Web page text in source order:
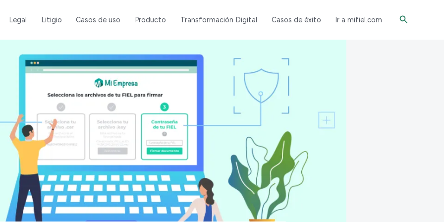
Legal Litigio Casos de uso Producto Transformación Digital Casos de éxito Ir a mifiel.com Buscar